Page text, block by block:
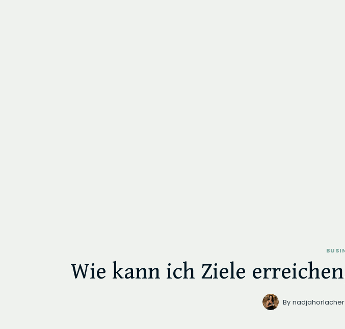
Wie kann ich Ziele
By nadjahorlacher